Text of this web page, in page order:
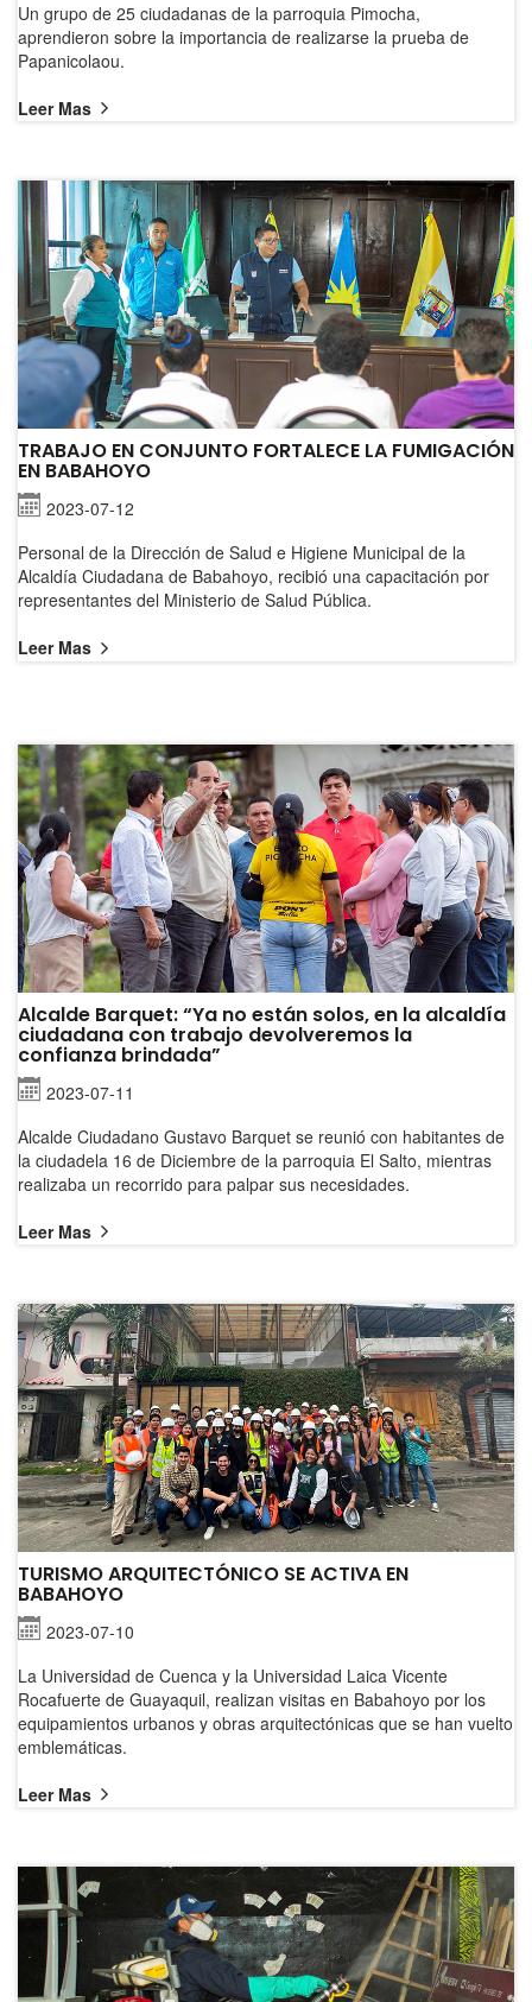
Un grupo de 25 ciudadanas de la parroquia Pimocha,
aprendieron sobre la importancia de realizarse la prueba de
Papanicolaou.
Leer Mas
TRABAJO EN CONJUNTO FORTALECE LA FUMIGACIÓN
EN BABAHOYO
2023-07-12
Personal de la Dirección de Salud e Higiene Municipal de la
Alcaldía Ciudadana de Babahoyo, recibió una capacitación por
representantes del Ministerio de Salud Pública.
Leer Mas
Alcalde Barquet: “Ya no están solos, en la alcaldía
ciudadana con trabajo devolveremos la
confianza brindada”
2023-07-11
Alcalde Ciudadano Gustavo Barquet se reunió con habitantes de
la ciudadela 16 de Diciembre de la parroquia El Salto, mientras
realizaba un recorrido para palpar sus necesidades.
Leer Mas
TURISMO ARQUITECTÓNICO SE ACTIVA EN
BABAHOYO
2023-07-10
La Universidad de Cuenca y la Universidad Laica Vicente
Rocafuerte de Guayaquil, realizan visitas en Babahoyo por los
equipamientos urbanos y obras arquitectónicas que se han vuelto
emblemáticas.
Leer Mas